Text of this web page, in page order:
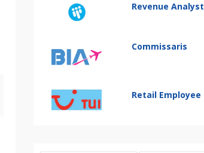
Revenue Analyst
Commissaris
Retail Employee